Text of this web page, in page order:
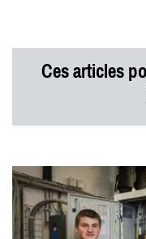
Ces articles